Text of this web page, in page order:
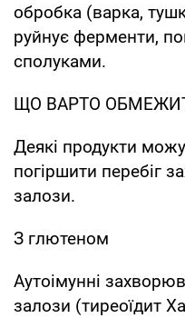
обробка (варка,
руйнує ферменти,
сполуками.
ЩО ВАРТО
Деякі продукти
погіршити перебіг
залози.
З глютеном
Аутоімунні
залози (тиреоїдит